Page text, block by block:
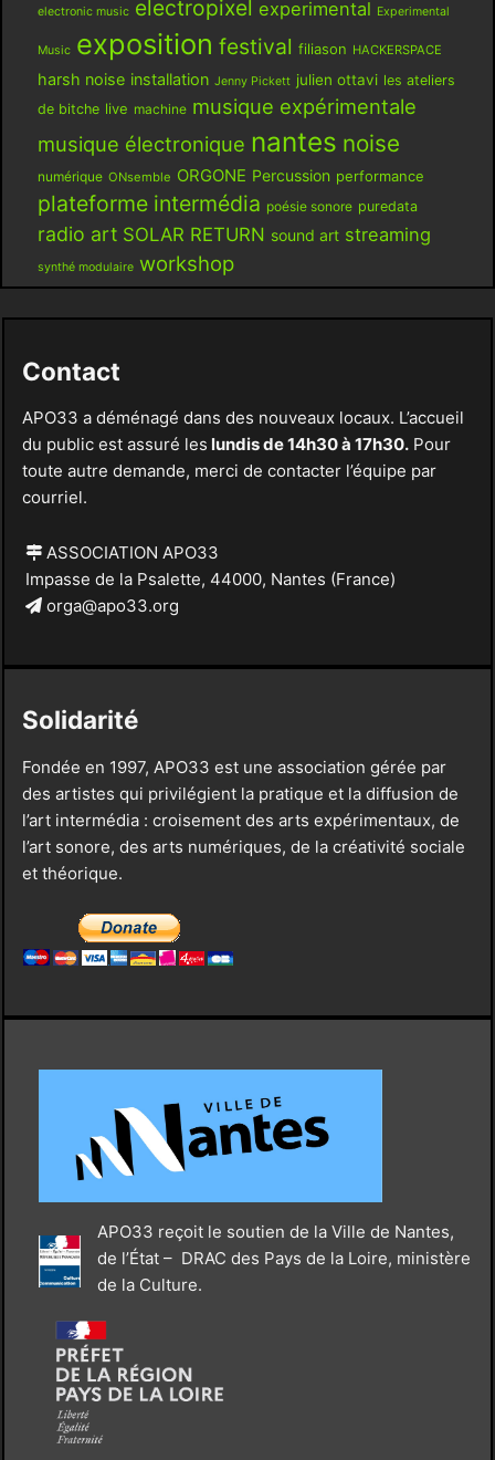
electronic music electropixel experimental Experimental
Music exposition festival filiason HACKERSPACE
harsh noise installation Jenny Pickett julien ottavi les ateliers
de bitche live machine musique expérimentale
musique électronique nantes noise
numérique ONsemble ORGONE Percussion performance
plateforme intermédia poésie sonore puredata
radio art SOLAR RETURN sound art streaming
synthé modulaire workshop
Contact
APO33 a déménagé dans des nouveaux locaux. L’accueil
du public est assuré les lundis de 14h30 à 17h30.Pour
toute autre demande, merci de contacter l’équipe par
courriel.
ASSOCIATION APO33
Impasse de la Psalette, 44000, Nantes (France)
orga@apo33.org
Solidarité
Fondée en 1997, APO33 est une association gérée par
des artistes qui privilégient la pratique et la diffusion de
l’art intermédia : croisement des arts expérimentaux, de
l’art sonore, des arts numériques, de la créativité sociale
et théorique.
APO33 reçoit le soutien de la Ville de Nantes,
de l’État – DRAC des Pays de la Loire, ministère
de la Culture.